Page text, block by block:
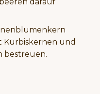
Kürbiskernen und
bestreuen.